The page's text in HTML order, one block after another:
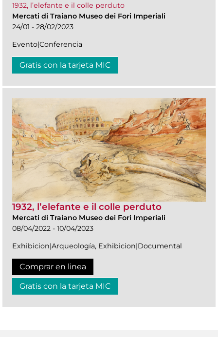
1932, l’elefante e il colle perduto
Mercati di Traiano Museo dei Fori Imperiali
24/01 - 28/02/2023
Evento|Conferencia
Gratis con la tarjeta MIC
1932, l’elefante e il colle perduto
Mercati di Traiano Museo dei Fori Imperiali
08/04/2022 - 10/04/2023
Exhibicion|Arqueología, Exhibicion|Documental
Comprar en linea
Gratis con la tarjeta MIC